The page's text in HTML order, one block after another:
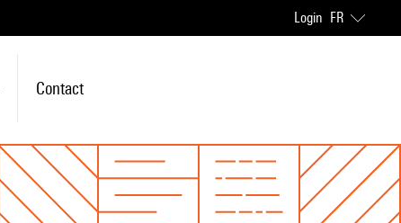
Login FR
Contact